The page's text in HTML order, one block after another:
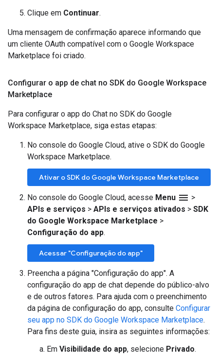
Clique em Continuar.
Uma mensagem de confirmação aparece informando que
um cliente OAuth compatível com o Google Workspace
Marketplace foi criado.
Configurar o app de chat no SDK do Google Workspace
Marketplace
Para configurar o app do Chat no SDK do Google
Workspace Marketplace, siga estas etapas:
No console do Google Cloud, ative o SDK do Google
Workspace Marketplace.
Ativar o SDK do Google Workspace Marketplace
No console do Google Cloud, acesse Menu menu >
APIs e serviços > APIs e serviços ativados > SDK
do Google Workspace Marketplace >
Configuração do app.
Acessar "Configuração do app"
Preencha a página "Configuração do app". A
configuração do app de chat depende do público-alvo
e de outros fatores. Para ajuda com o preenchimento
da página de configuração do app, consulte Configurar
seu app no SDK do Google Workspace Marketplace.
Para fins deste guia, insira as seguintes informações:
Em Visibilidade do app, selecione Privado.